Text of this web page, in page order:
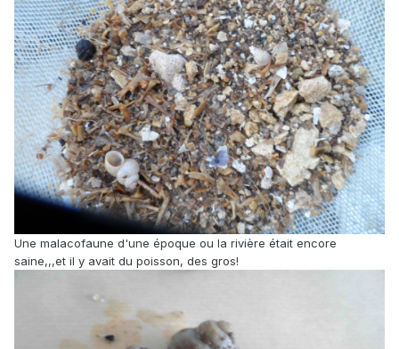
Une malacofaune d'une époque ou la rivière était encore
saine,,,et il y avait du poisson, des gros!